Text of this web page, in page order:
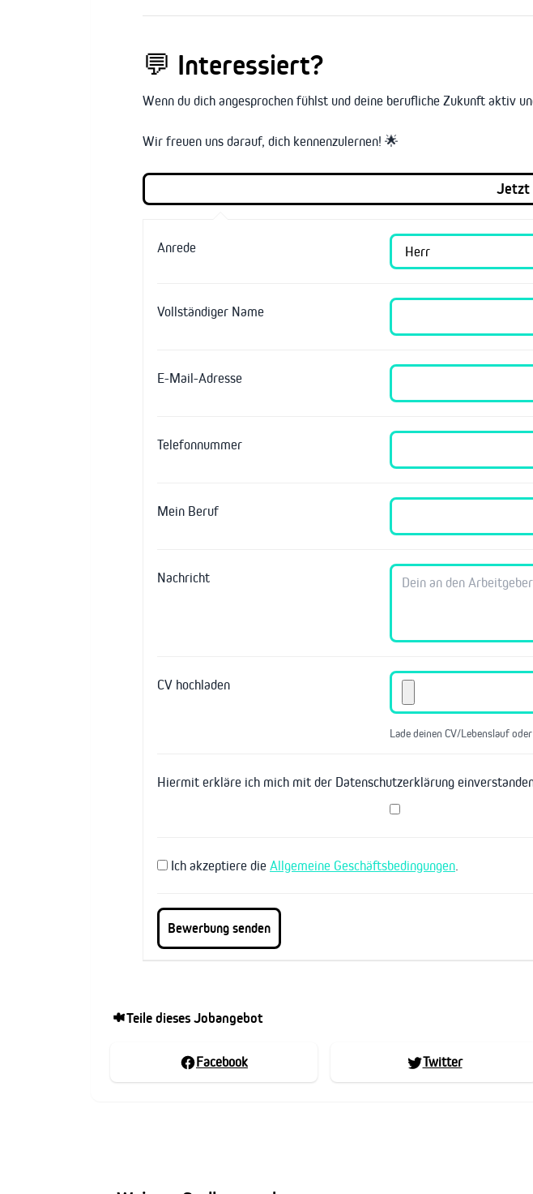
💬 Interessiert?
Wenn du dich angesprochen fühlst und deine berufliche Zukunft aktiv
Wir freuen uns darauf, dich kennenzulernen! 🌟
Anrede
Vollständiger Name
E-Mail-Adresse
Telefonnummer
Mein Beruf
Nachricht
CV hochladen
Lade deinen CV/Lebenslauf
Hiermit erkläre ich mich mit der Datenschutzerklärung
Ich akzeptiere die Allgemeine Geschäftsbedingungen.
Teile dieses Jobangebot
Facebook Twitter